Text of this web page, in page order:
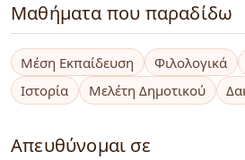
Μαθήματα που παραδίδω
Μέση Εκπαίδευση Φιλολογικά
Ιστορία
Μελέτη Δημοτικού
Απευθύνομαι σε